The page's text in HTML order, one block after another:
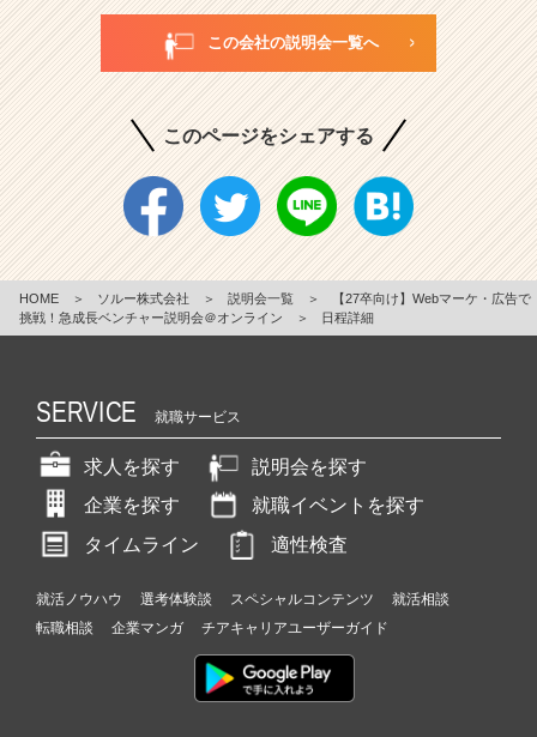
この会社の説明会一覧へ
このページをシェアする
HOME ＞ ソルー株式会社 ＞ 説明会一覧 ＞
【27卒向け】Webマーケ・広告で
挑戦！急成長ベンチャー説明会＠オンライン
＞ 日程詳細
SERVICE 就職サービス
求人を探す
説明会を探す
企業を探す
就職イベントを探す
タイムライン
適性検査
就活ノウハウ 選考体験談 スペシャルコンテンツ
就活相談
転職相談
企業マンガ チアキャリアユーザーガイド